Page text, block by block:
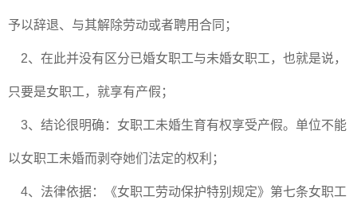
予以辞退、与其解除劳动或者聘用合同；
2、在此并没有区分已婚女职工与未婚女职工，也就是说，
只要是女职工，就享有产假；
3、结论很明确：女职工未婚生育有权享受产假。单位不能
以女职工未婚而剥夺她们法定的权利；
4、法律依据：《女职工劳动保护特别规定》第七条女职工